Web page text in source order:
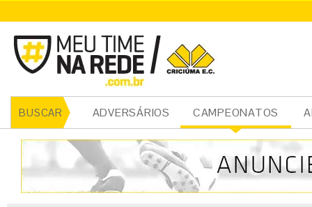
BUSCAR ADVERSÁRIOS CAMPEONATOS